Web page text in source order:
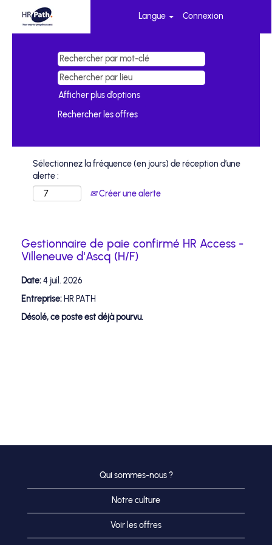
Langue Connexion
Afficher plus d’options
Sélectionnez la fréquence (en jours) de réception d’une
alerte :
Créer une alerte
Gestionnaire de paie confirmé HR Access -
Villeneuve d'Ascq (H/F)
Date:4 juil. 2026
Entreprise: HR PATH
Désolé, ce poste est déjà pourvu.
Qui sommes-nous ?
Notre culture
Voir les offres